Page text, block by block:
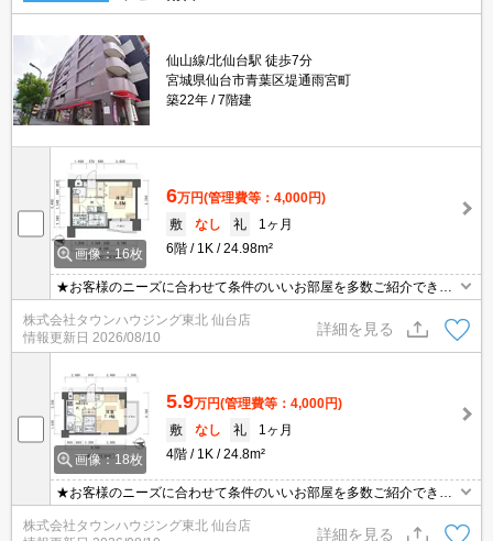
仙山線/北仙台駅 徒歩7分
宮城県仙台市青葉区堤通雨宮町
築22年
7階建
画像：16枚
6万円(管理費等：4,000円)
敷
なし 礼
1ヶ月
6階
1K 24.98m²
★お客様のニーズに合わせて条件のいいお部屋を多数ご紹介できま
す★賃貸物件のお部屋探しはタウンハウジングへ
株式会社タウンハウジング東北 仙台店
情報更新日 2026/08/10
詳細を見る
画像：18枚
5.9万円(管理費等：4,000円)
敷
なし 礼
1ヶ月
4階
1K 24.8m²
★お客様のニーズに合わせて条件のいいお部屋を多数ご紹介できま
す★賃貸物件のお部屋探しはタウンハウジングへ
株式会社タウンハウジング東北 仙台店
詳細を見る